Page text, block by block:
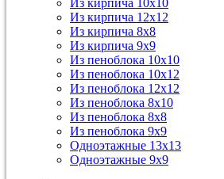
Из кирпича 10х10
Из кирпича 12х12
Из кирпича 8х8
Из кирпича 9х9
Из пеноблока 10х10
Из пеноблока 10х12
Из пеноблока 12х12
Из пеноблока 8х10
Из пеноблока 8х8
Из пеноблока 9х9
Одноэтажные 13х13
Одноэтажные 9х9